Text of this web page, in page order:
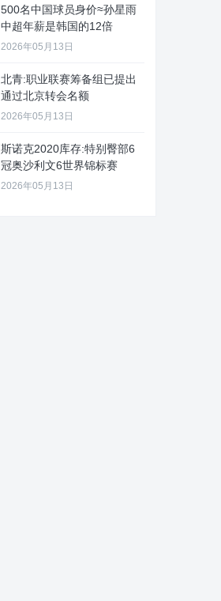
500名中国球员身价≈孙星雨
中超年薪是韩国的12倍
2026年05月13日
北青:职业联赛筹备组已提出
通过北京转会名额
2026年05月13日
斯诺克2020库存:特别臀部6
冠奥沙利文6世界锦标赛
2026年05月13日